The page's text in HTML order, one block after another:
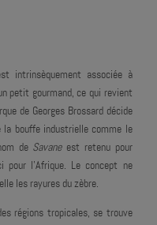
intrinsèquement associée à
petit gourmand, ce qui revient
de Georges Brossard décide
bouffe industrielle comme le
de Savaneest retenu pour
pour l'Afrique. Le concept ne
les rayures du zèbre.
régions tropicales, se trouve